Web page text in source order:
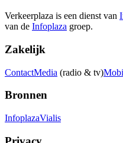
Verkeerplaza is een dienst van
van de Infoplaza groep.
Zakelijk
ContactMedia (radio & tv)
Bronnen
InfoplazaVialis